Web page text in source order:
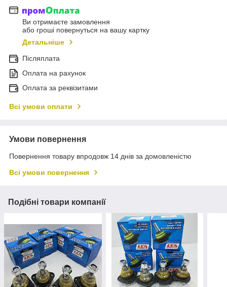
Ви отримаєте замовлення
або гроші повернуться на вашу картку
Детальніше
Післяплата
Оплата на рахунок
Оплата за реквізитами
Всі умови оплати
Умови повернення
Повернення товару впродовж 14 днів за домовленістю
Всі умови повернення
Подібні товари компанії